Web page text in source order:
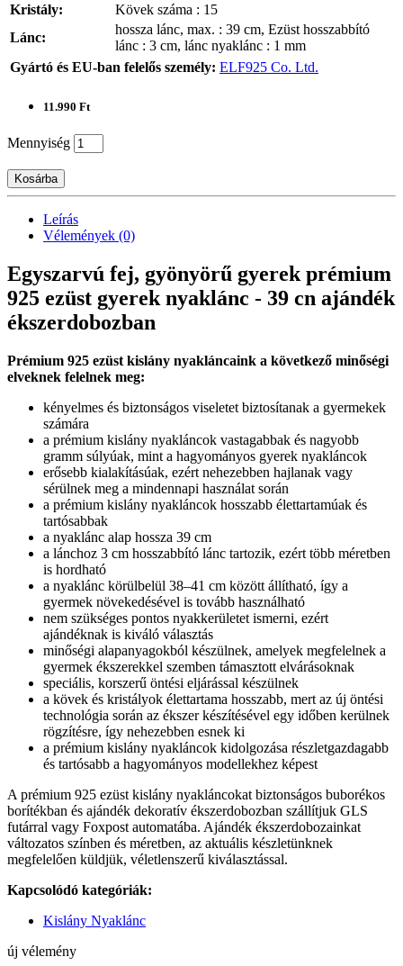
Kristály:
Kövek száma : 15
Lánc:
hossza lánc, max. : 39 cm, Ezüst hosszabbító
lánc : 3 cm, lánc nyaklánc : 1 mm
Gyártó és EU-ban felelős személy: ELF925 Co. Ltd.
11.990 Ft
Mennyiség
Kosárba
Leírás
Vélemények (0)
Egyszarvú fej, gyönyörű gyerek prémium
925 ezüst gyerek nyaklánc - 39 cn ajándék
ékszerdobozban
Prémium 925 ezüst kislány nyakláncaink a következő minőségi
elveknek felelnek meg:
kényelmes és biztonságos viseletet biztosítanak a gyermekek
számára
a prémium kislány nyakláncok vastagabbak és nagyobb
gramm súlyúak, mint a hagyományos gyerek nyakláncok
erősebb kialakításúak, ezért nehezebben hajlanak vagy
sérülnek meg a mindennapi használat során
a prémium kislány nyakláncok hosszabb élettartamúak és
tartósabbak
a nyaklánc alap hossza 39 cm
a lánchoz 3 cm hosszabbító lánc tartozik, ezért több méretben
is hordható
a nyaklánc körülbelül 38–41 cm között állítható, így a
gyermek növekedésével is tovább használható
nem szükséges pontos nyakkerületet ismerni, ezért
ajándéknak is kiváló választás
minőségi alapanyagokból készülnek, amelyek megfelelnek a
gyermek ékszerekkel szemben támasztott elvárásoknak
speciális, korszerű öntési eljárással készülnek
a kövek és kristályok élettartama hosszabb, mert az új öntési
technológia során az ékszer készítésével egy időben kerülnek
rögzítésre, így nehezebben esnek ki
a prémium kislány nyakláncok kidolgozása részletgazdagabb
és tartósabb a hagyományos modellekhez képest
A prémium 925 ezüst kislány nyakláncokat biztonságos buborékos
borítékban és ajándék dekoratív ékszerdobozban szállítjuk GLS
futárral vagy Foxpost automatába. Ajándék ékszerdobozainkat
változatos színben és méretben, az aktuális készletünknek
megfelelően küldjük, véletlenszerű kiválasztással.
Kapcsolódó kategóriák:
Kislány Nyaklánc
új vélemény